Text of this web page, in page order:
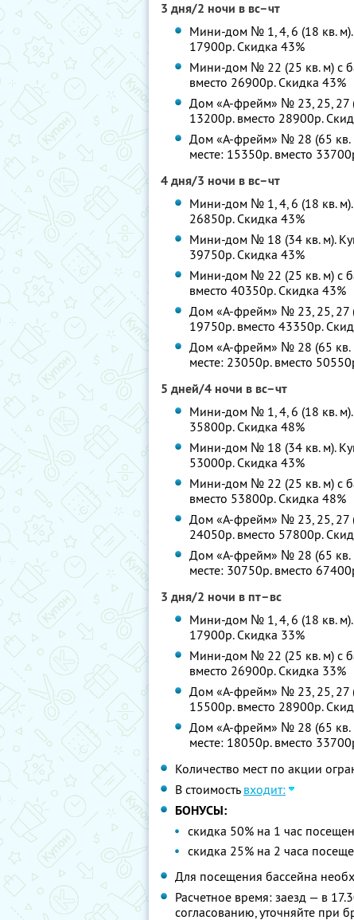
3 дня/2 ночи в вс–чт
Мини-дом № 1, 4, 6 (18 кв. м).
17900р. Скидка 43%
Мини-дом № 22 (25 кв. м) с
вместо 26900р. Скидка 43%
Дом «А-фрейм» № 23, 25, 27
13200р. вместо 28900р.
Дом «А-фрейм» № 28 (65 кв.
месте: 15350р. вместо
4 дня/3 ночи в вс–чт
Мини-дом № 1, 4, 6 (18 кв. м).
26850р. Скидка 43%
Мини-дом № 18 (34 кв. м).
39750р. Скидка 43%
Мини-дом № 22 (25 кв. м) с
вместо 40350р. Скидка 43%
Дом «А-фрейм» № 23, 25, 27
19750р. вместо 43350р.
Дом «А-фрейм» № 28 (65 кв.
месте: 23050р. вместо
5 дней/4 ночи в вс–чт
Мини-дом № 1, 4, 6 (18 кв. м).
35800р. Скидка 48%
Мини-дом № 18 (34 кв. м).
53000р. Скидка 43%
Мини-дом № 22 (25 кв. м) с
вместо 53800р. Скидка 48%
Дом «А-фрейм» № 23, 25, 27
24050р. вместо 57800р.
Дом «А-фрейм» № 28 (65 кв.
месте: 30750р. вместо
3 дня/2 ночи в пт–вс
Мини-дом № 1, 4, 6 (18 кв. м).
17900р. Скидка 33%
Мини-дом № 22 (25 кв. м) с
вместо 26900р. Скидка 33%
Дом «А-фрейм» № 23, 25, 27
15500р. вместо 28900р.
Дом «А-фрейм» № 28 (65 кв.
месте: 18050р. вместо
Количество мест по акции
В стоимость входит:
БОНУСЫ:
скидка 50% на 1 час
скидка 25% на 2 часа
Для посещения бассейна
Расчетное время: заезд — в
согласованию, уточняйте при